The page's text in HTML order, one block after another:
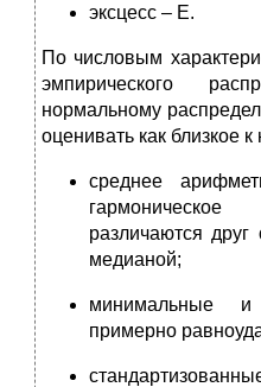
эксцесс – E.
По числовым
эмпирического
нормальному
оценивать как близкое
среднее
гармоническое
различаются
медианой;
минимальные и
примерно